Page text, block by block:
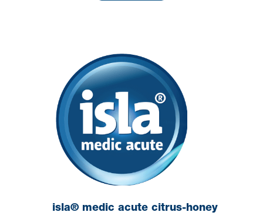
isla® medic acute citrus-honey